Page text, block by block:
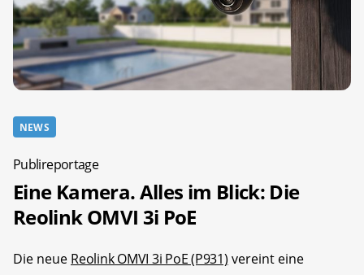
NEWS
Publireportage
Eine Kamera. Alles im Blick: Die
Reolink OMVI 3i PoE
Die neue Reolink OMVI 3i PoE (P931) vereint eine